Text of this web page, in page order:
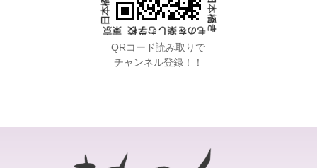
QRコード読み取りで
チャンネル登録！！